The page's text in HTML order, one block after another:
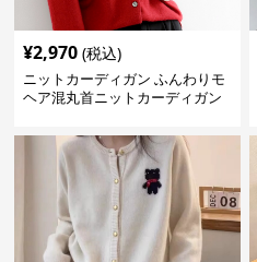
¥2,970 (税込)
ニットカーディガン ふんわりモ
ヘア混丸首ニットカーディガン